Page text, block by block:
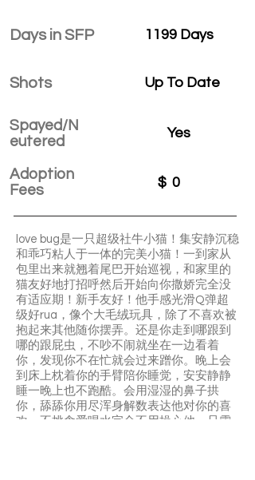
Days in SFP
Shots
Spayed/N
eutered
Adoption
Fees
1199 Days
Up To Date
Yes
$ 0
love bug是一只超级社牛小猫！集安静沉稳
和乖巧粘人于一体的完美小猫！一到家从
包里出来就翘着尾巴开始巡视，和家里的
猫友好地打招呼然后开始向你撒娇完全没
有适应期！新手友好！他手感光滑Q弹超
级好rua，像个大毛绒玩具，除了不喜欢被
抱起来其他随你摆弄。还是你走到哪跟到
哪的跟屁虫，不吵不闹就坐在一边看着
你，发现你不在忙就会过来蹭你。晚上会
到床上枕着你的手臂陪你睡觉，安安静静
睡一晚上也不跑酷。会用湿湿的鼻子拱
你，舔舔你用尽浑身解数表达他对你的喜
欢。不挑食爱喝水完全不用操心他，只需